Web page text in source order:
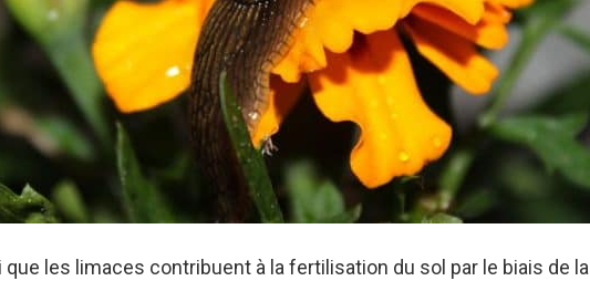
que les limaces contribuent à la fertilisation du sol par le biais de la